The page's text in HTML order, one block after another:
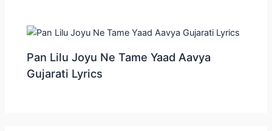
Pan Lilu Joyu Ne Tame Yaad Aavya
Gujarati Lyrics